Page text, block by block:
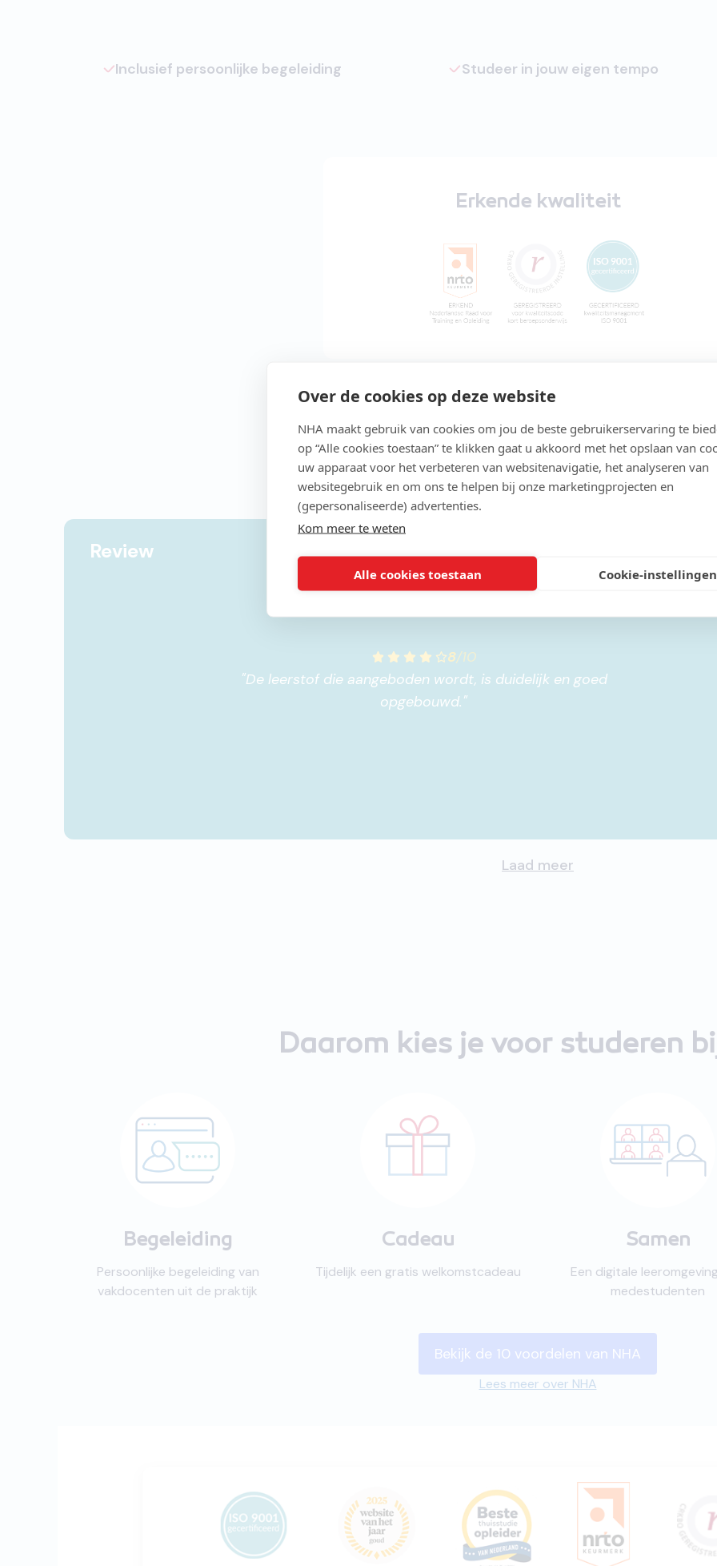
Over de cookies op deze website
NHA maakt gebruik van cookies om jou de beste gebruikerservaring te
op “Alle cookies toestaan” te klikken gaat u akkoord met het opslaan van
uw apparaat voor het verbeteren van websitenavigatie, het analyseren van
websitegebruik en om ons te helpen bij onze marketingprojecten en
(gepersonaliseerde) advertenties.
Kom meer te weten
Alle cookies toestaan Cookie-instellingen
Inclusief persoonlijke begeleiding Studeer in jouw eigen tempo
Erkende kwaliteit
Review
8/10
"De leerstof die aangeboden wordt, is duidelijk en goed
opgebouwd."
Laad meer
Daarom kies je voor studeren
Begeleiding
Persoonlijke begeleiding van
vakdocenten uit de praktijk
Cadeau
Tijdelijk een gratis welkomstcadeau
Samen
Een digitale
medestudenten
Bekijk de 10 voordelen van NHA
Lees meer over NHA